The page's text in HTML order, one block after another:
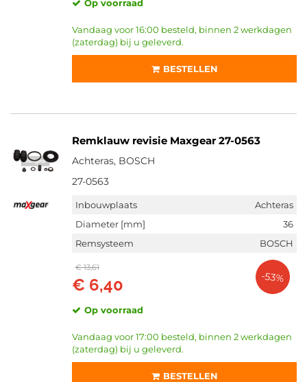
Op voorraad
Vandaag voor 16:00 besteld, binnen 2 werkdagen
(zaterdag) bij u geleverd.
BESTELLEN
Remklauw revisie Maxgear 27-0563
Achteras, BOSCH
27-0563
Inbouwplaats
Achteras
Diameter [mm]
36
Remsysteem
BOSCH
€ 13,61
€ 6,40 -53%
Op voorraad
Vandaag voor 17:00 besteld, binnen 2 werkdagen
(zaterdag) bij u geleverd.
BESTELLEN